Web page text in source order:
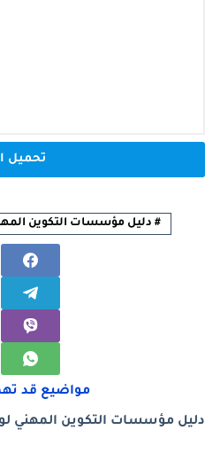
تحميل
# دليل مؤسسات التكوين
مواضيع قد
دليل مؤسسات التكوين المهني